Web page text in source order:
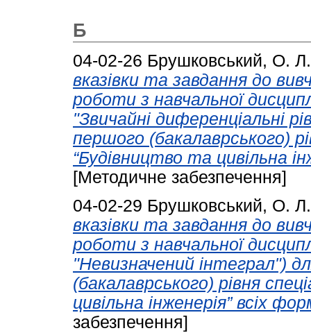
Б
04-02-26 Брушковський, О. Л.
вказівки та завдання до
роботи з навчальної
"Звичайні диференціальні
першого (бакалаврського)
“Будівництво та цивільна
[Методичне забезпечення]
04-02-29 Брушковський, О. Л.
вказівки та завдання до
роботи з навчальної
"Невизначений інтеграл")
(бакалаврського) рівня
цивільна інженерія” всіх
забезпечення]